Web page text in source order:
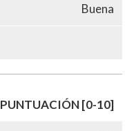
Buena
PUNTUACIÓN [0-10]